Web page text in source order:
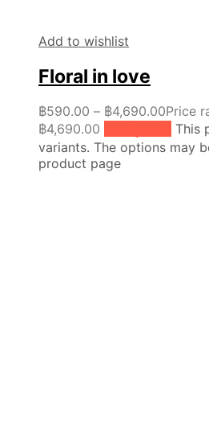
Add to wishlist
Floral in love
฿590.00 – ฿4,690.00Price
฿4,690.00
This
variants. The options may
product page